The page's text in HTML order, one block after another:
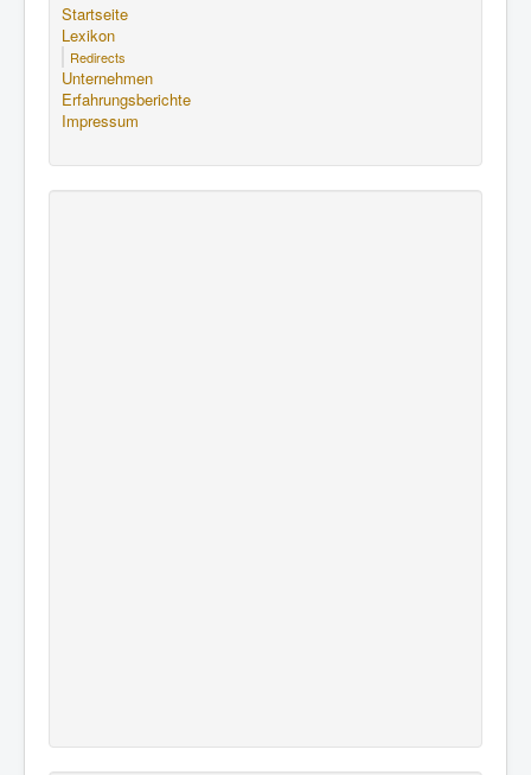
Startseite
Lexikon
Redirects
Unternehmen
Erfahrungsberichte
Impressum